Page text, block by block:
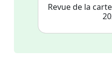
Revue de la